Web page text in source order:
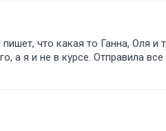
что какая то Ганна, Оля
а я и не в курсе. Отправила все